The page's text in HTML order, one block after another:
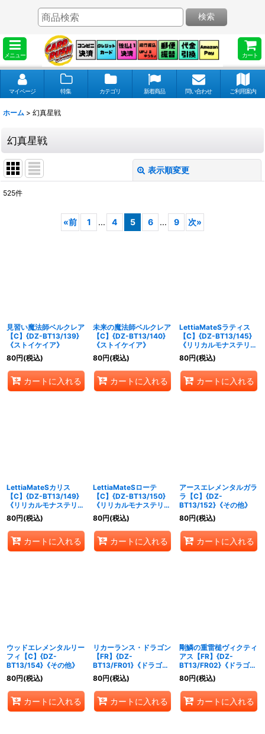
メニュー カート
検索
マイページ 特集 カテゴリ 新着商品 問い合わせ ご利用案内
ホーム > 幻真星戦
幻真星戦
表示順変更
525件
«前 1 ... 4 5 6 ... 9 次»
見習い魔法師ベルクレア
【C】{DZ-BT13/139}
《ストイケイア》
80円(税込)
カートに入れる
未来の魔法師ベルクレア
【C】{DZ-BT13/140}
《ストイケイア》
80円(税込)
カートに入れる
LettiaMateSラティス
【C】{DZ-BT13/145}
《リリカルモナステリ
オ》
80円(税込)
カートに入れる
LettiaMateSカリス
【C】{DZ-BT13/149}
《リリカルモナステリ
オ》
80円(税込)
カートに入れる
LettiaMateSローテ
【C】{DZ-BT13/150}
《リリカルモナステリ
オ》
80円(税込)
カートに入れる
アースエレメンタルガラ
ラ【C】{DZ-
BT13/152}《その他》
80円(税込)
カートに入れる
ウッドエレメンタルリー
フィ【C】{DZ-
BT13/154}《その他》
80円(税込)
カートに入れる
リカーランス・ドラゴン
【FR】{DZ-
BT13/FR01}《ドラゴン
エンパイア》
80円(税込)
カートに入れる
剛鱗の重雷槌ヴィクティ
アス【FR】{DZ-
BT13/FR02}《ドラゴン
エンパイア》
80円(税込)
カートに入れる